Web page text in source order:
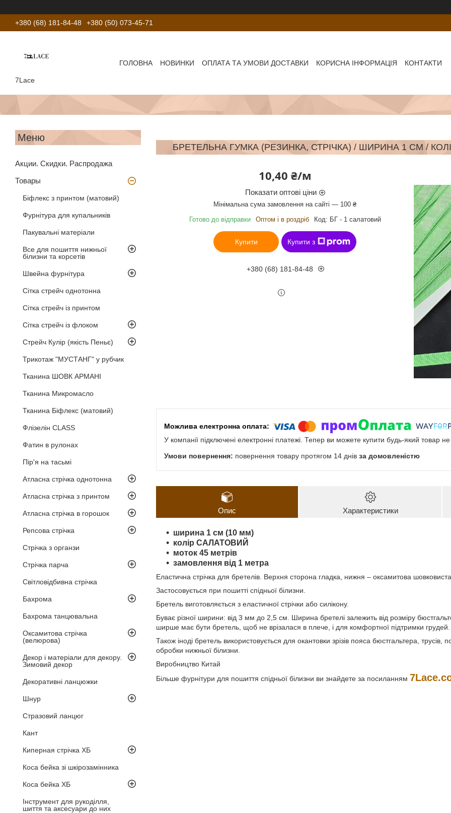
+380 (68) 181-84-48 +380 (50) 073-45-71
7Lace
ГОЛОВНА НОВИНКИ ОПЛАТА ТА УМОВИ ДОСТАВКИ КОРИСНА ІНФОРМАЦІЯ КОНТАКТИ
Акции. Скидки. Распродажа
Товары
Біфлекс з принтом (матовий)
Фурнітура для купальників
Пакувальні матеріали
Все для пошиття нижньої
білизни та корсетів
Швейна фурнітура
Сітка стрейч однотонна
Сітка стрейч із принтом
Сітка стрейч із флоком
Стрейч Кулір (якість Пеньє)
Трикотаж "МУСТАНГ" у рубчик
Тканина ШОВК АРМАНІ
Тканина Микромасло
Тканина Біфлекс (матовий)
Флізелін CLASS
Фатин в рулонах
Пір'я на тасьмі
Атласна стрічка однотонна
Атласна стрічка з принтом
Атласна стрічка в горошок
Репсова стрічка
Стрічка з органзи
Стрічка парча
Світловідбивна стрічка
Бахрома
Бахрома танцювальна
Оксамитова стрічка
(велюрова)
Декор і матеріали для декору.
Зимовий декор
Декоративні ланцюжки
Шнур
Стразовий ланцюг
Кант
Киперная стрічка ХБ
Коса бейка зі шкірозамінника
Коса бейка ХБ
Інструмент для рукоділля,
шиття та аксесуари до них
БРЕТЕЛЬНА ГУМКА (РЕЗИНКА, СТРІЧКА) / ШИРИНА 1 СМ /
10,40 ₴/м
Показати оптові ціни
Мінімальна сума замовлення на сайті — 100 ₴
Готово до відправки
Оптом і в роздріб Код: БГ - 1 салатовий
Купити Купити з
+380 (68) 181-84-48
У компанії підключені електронні платежі. Тепер ви можете купити будь-який товар
повернення товару протягом 14 днів за домовленістю
Опис Характеристики
ширина 1 см (10 мм)
колір САЛАТОВИЙ
моток 45 метрів
замовлення від 1 метра
Еластична стрічка для бретелів. Верхня сторона гладка, нижня – оксамитова
Застосовується при пошитті спідньої білизни.
Бретель виготовляється з еластичної стрічки або силікону.
Буває різної ширини: від 3 мм до 2,5 см. Ширина бретелі залежить від розміру
ширше має бути бретель, щоб не врізалася в плече, і для комфортної підтримки грудей.
Також іноді бретель використовується для окантовки зрізів пояса бюстгальтера,
обробки нижньої білизни.
Виробництво Китай
Більше фурнітури для пошиття спідньої білизни ви знайдете за посиланням